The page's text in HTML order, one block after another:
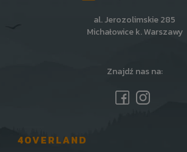
al. Jerozolimskie 285
Michałowice k. Warszawy
Znajdź nas na:
4OVERLAND